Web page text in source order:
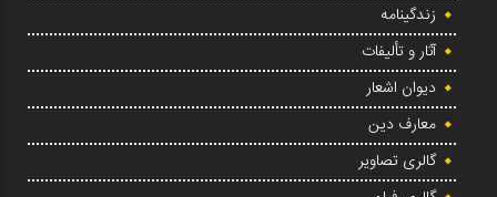
زندگینامه
آثار و تألیفات
دیوان اشعار
معارف دین
گالری تصاویر